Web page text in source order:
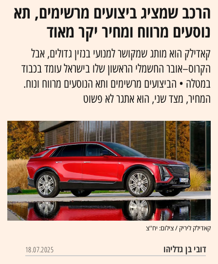
הרכב שמציג ביצועים מרשימים, תא
נוסעים מרווח ומחיר יקר מאוד
קאדילק הוא מותג שמקושר למנועי בנזין גדולים, אבל
הקרוס–אובר החשמלי הראשון שלו בישראל עומד בכבוד
במטלה • הביצועים מרשימים ותא הנוסעים מרווח ונוח.
המחיר, מצד שני, הוא אתגר לא פשוט
קאדילק ליריק / צילום: יח''צ
דובי בן גדליהו 18.07.2025